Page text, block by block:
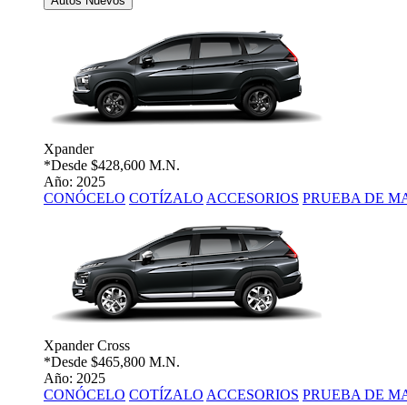
Xpander
*Desde $428,600 M.N.
Año: 2025
CONÓCELO COTÍZALO ACCESORIOS PRUEBA DE
Xpander Cross
*Desde $465,800 M.N.
Año: 2025
CONÓCELO COTÍZALO ACCESORIOS PRUEBA DE